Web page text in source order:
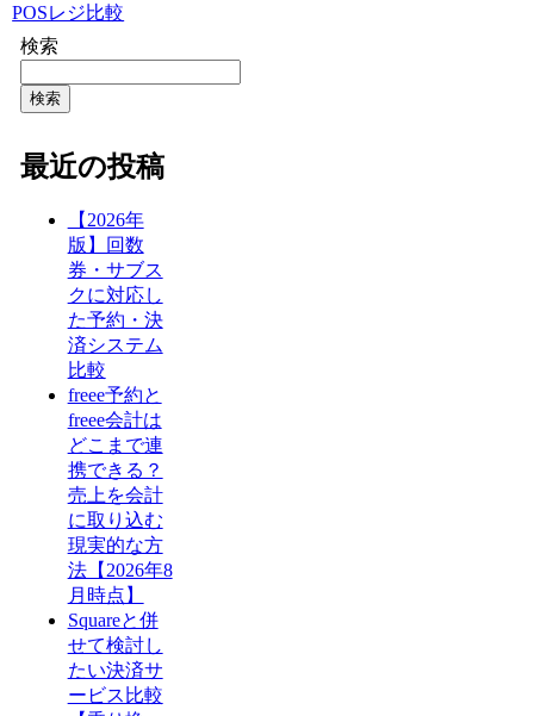
POSレジ比較
検索
検索
最近の投稿
【2026年
版】回数
券・サブス
クに対応し
た予約・決
済システム
比較
freee予約と
freee会計は
どこまで連
携できる？
売上を会計
に取り込む
現実的な方
法【2026年8
月時点】
Squareと併
せて検討し
たい決済サ
ービス比較